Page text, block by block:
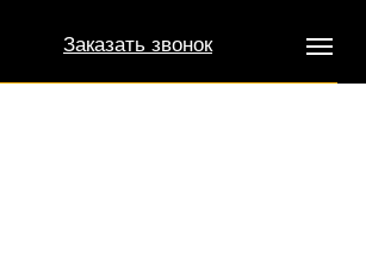
Заказать звонок